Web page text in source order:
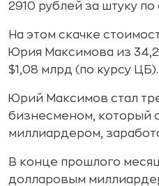
2910 рублей за штуку по
На этом скачке
Юрия Максимова из
$1,08 млрд (по курсу ЦБ).
Юрий Максимов стал
бизнесменом, который
миллиардером,
В конце прошлого
долларовым